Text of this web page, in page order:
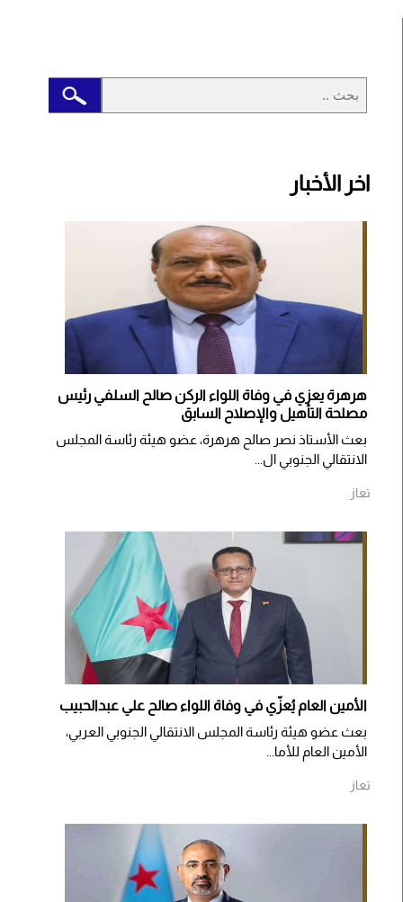
اخر الأخبار
هرهرة يعزي في وفاة اللواء الركن صالح السلفي رئيس
مصلحة التأهيل والإصلاح السابق
بعث الأستاذ نصر صالح هرهرة، عضو هيئة رئاسة المجلس
الانتقالي الجنوبي ال...
تعاز
الأمين العام يُعزّي في وفاة اللواء صالح علي عبدالحبيب
بعث عضو هيئة رئاسة المجلس الانتقالي الجنوبي العربي،
الأمين العام للأما...
تعاز